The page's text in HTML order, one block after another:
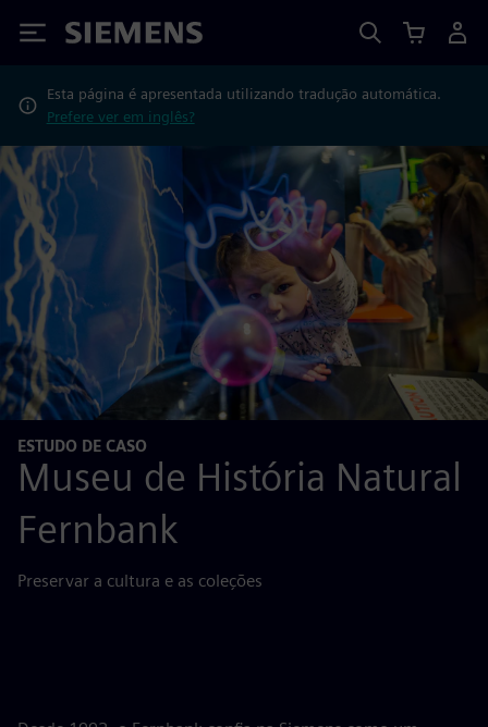
Siemens
Esta página é apresentada utilizando tradução automática.
Prefere ver em inglês?
ESTUDO DE CASO
Museu de História Natural
Fernbank
Preservar a cultura e as coleções